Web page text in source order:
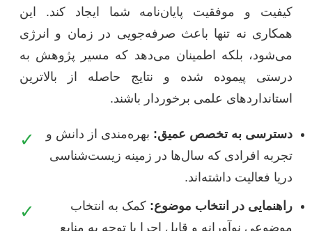
کیفیت و موفقیت پایان‌نامه شما ایجاد کند. این
همکاری نه تنها باعث صرفه‌جویی در زمان و انرژی
می‌شود، بلکه اطمینان می‌دهد که مسیر پژوهش به
درستی پیموده شده و نتایج حاصله از بالاترین
استانداردهای علمی برخوردار باشند.
✓ دسترسی به تخصص عمیق: بهره‌مندی از دانش و
تجربه افرادی که سال‌ها در زمینه زیست‌شناسی
دریا فعالیت داشته‌اند.
✓ راهنمایی در انتخاب موضوع: کمک به انتخاب
موضوعی نوآورانه و قابل اجرا با توجه به منابع